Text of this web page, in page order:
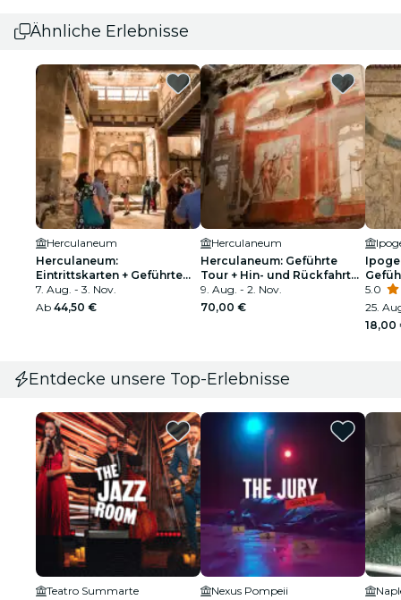
Ähnliche Erlebnisse
Herculaneum
Herculaneum:
Eintrittskarten + Geführte
Tour
7. Aug. - 3. Nov.
Ab 44,50 €
Herculaneum
Herculaneum: Geführte
Tour + Hin- und Rückfahrt
von Neapel
9. Aug. - 2. Nov.
70,00 €
5.0
25.
18,00
Entdecke unsere Top-Erlebnisse
Teatro Summarte
Nexus Pompeii